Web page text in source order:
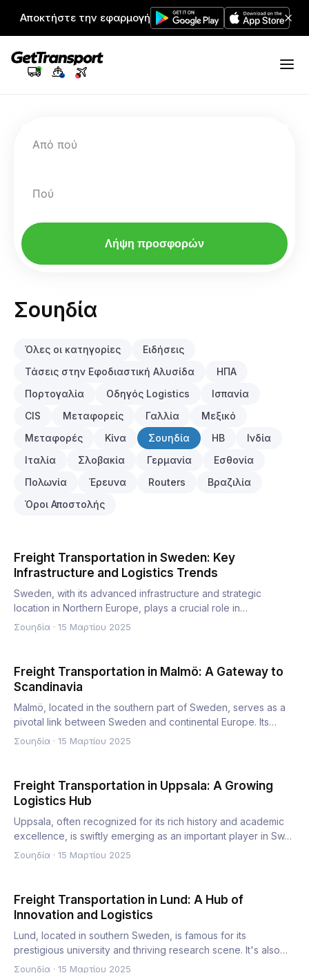
Αποκτήστε την εφαρμογή
Από πού
Πού
Λήψη προσφορών
Σουηδία
Όλες οι κατηγορίες
Ειδήσεις
Τάσεις στην Εφοδιαστική Αλυσίδα
ΗΠΑ
Πορτογαλία
Οδηγός Logistics
Ισπανία
CIS
Μεταφορείς Γαλλία
Μεξικό
Μεταφορές
Κίνα Σουηδία ΗΒ
Ινδία
Ιταλία
Σλοβακία Γερμανία
Εσθονία
Πολωνία
Έρευνα Routers
Βραζιλία
Όροι Αποστολής
Freight Transportation in Sweden: Key
Infrastructure and Logistics Trends
Sweden, with its advanced infrastructure and strategic
location in Northern Europe, plays a crucial role in
internationa…
Σουηδία · 15 Μαρτίου 2025
Freight Transportation in Malmö: A Gateway to
Scandinavia
Malmö, located in the southern part of Sweden, serves as a
pivotal link between Sweden and continental Europe. Its
posit…
Σουηδία · 15 Μαρτίου 2025
Freight Transportation in Uppsala: A Growing
Logistics Hub
Uppsala, often recognized for its rich history and academic
excellence, is swiftly emerging as an important player in Sw…
Σουηδία · 15 Μαρτίου 2025
Freight Transportation in Lund: A Hub of
Innovation and Logistics
Lund, located in southern Sweden, is famous for its
prestigious university and thriving research scene. It's also
becomi…
Σουηδία · 15 Μαρτίου 2025